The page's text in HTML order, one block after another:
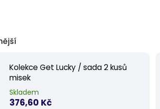
Kolekce Get Lucky / sada 2 kusů
misek
Skladem
376,60 Kč